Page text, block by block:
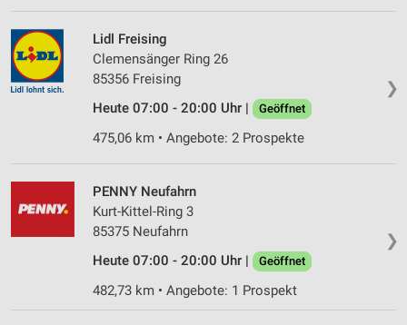
❯
Lidl Freising
Clemensänger Ring 26
85356 Freising
Heute 07:00 - 20:00 Uhr |
Geöffnet
475,06 km • Angebote: 2 Prospekte
❯
PENNY Neufahrn
Kurt-Kittel-Ring 3
85375 Neufahrn
Heute 07:00 - 20:00 Uhr |
Geöffnet
482,73 km • Angebote: 1 Prospekt